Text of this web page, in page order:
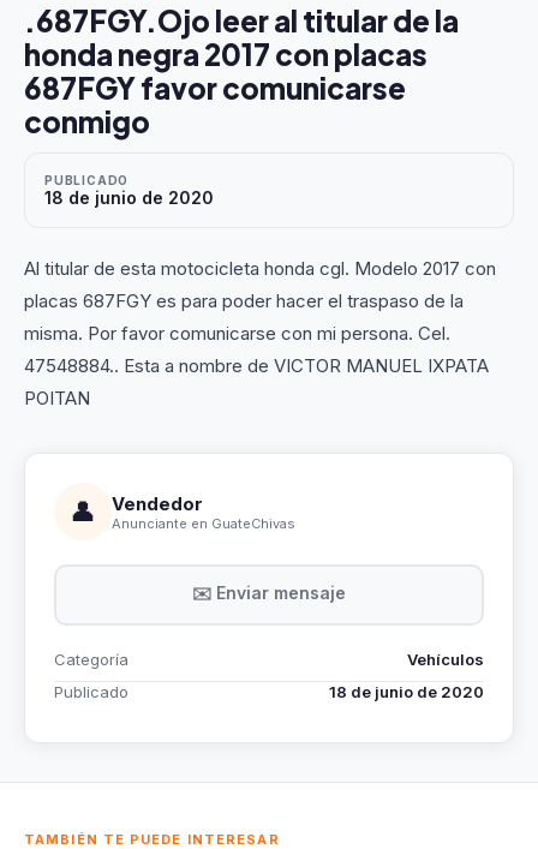
.687FGY.Ojo leer al titular de la
honda negra 2017 con placas
687FGY favor comunicarse
conmigo
PUBLICADO
18 de junio de 2020
Al titular de esta motocicleta honda cgl. Modelo 2017 con
placas 687FGY es para poder hacer el traspaso de la
misma. Por favor comunicarse con mi persona. Cel.
47548884.. Esta a nombre de VICTOR MANUEL IXPATA
POITAN
👤 Vendedor
Anunciante en GuateChivas
✉️ Enviar mensaje
Categoría
Vehículos
Publicado
18 de junio de 2020
TAMBIÉN TE PUEDE INTERESAR